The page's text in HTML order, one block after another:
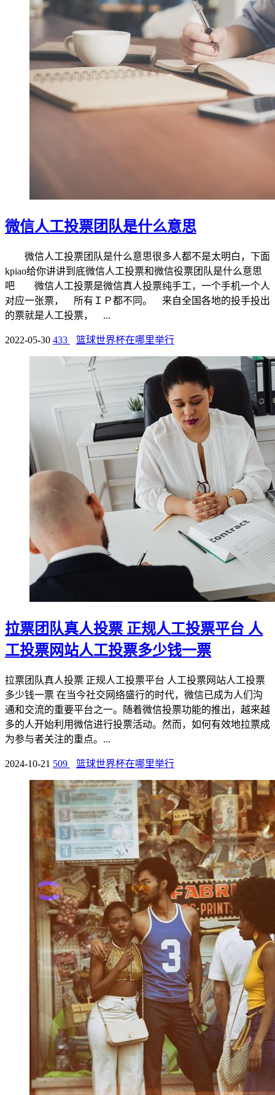
微信人工投票团队是什么意思
微信人工投票团队是什么意思很多人都不是太明白，下面
kpiao给你讲讲到底微信人工投票和微信役票团队是什么意思
吧 微信人工投票是微信真人投票纯手工，一个手机一个人
对应一张票， 所有ＩＰ都不同。 来自全国各地的投手投出
的票就是人工投票， ...
2022-05-30 433 篮球世界杯在哪里举行
拉票团队真人投票 正规人工投票平台 人
工投票网站人工投票多少钱一票
拉票团队真人投票 正规人工投票平台 人工投票网站人工投票
多少钱一票 在当今社交网络盛行的时代，微信已成为人们沟
通和交流的重要平台之一。随着微信投票功能的推出，越来越
多的人开始利用微信进行投票活动。然而，如何有效地拉票成
为参与者关注的重点。...
2024-10-21 509 篮球世界杯在哪里举行